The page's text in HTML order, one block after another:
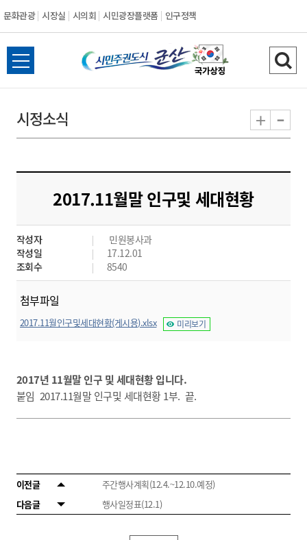
문화관광 시장실 시의회 시민광장플랫폼 인구정책
시
민
도
시
군
산
전
체
뉴
열
검
색
기
시정소식 + -
2017.11월말 인구및 세대현황
작성자
민원봉사과
작성일
17.12.01
조회수
8540
첨부파일
2017.11월인구및세대현황(게시용).xlsx 미리보기
2017년 11월말 인구 및 세대현황 입니다.
붙임 2017.11월말 인구및 세대현황 1부. 끝.
이전글
주간행사계획(12.4.~12.10.예정)
다음글
행사일정표(12.1)